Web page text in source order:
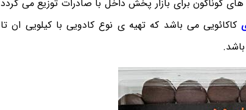
گوناگون برای بازار پخش داخل با صادرات توزیع می گردد
کاکائویی می باشد که تهیه ی نوع کادویی با کیلویی ان تا